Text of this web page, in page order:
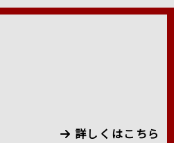
詳しくはこちら